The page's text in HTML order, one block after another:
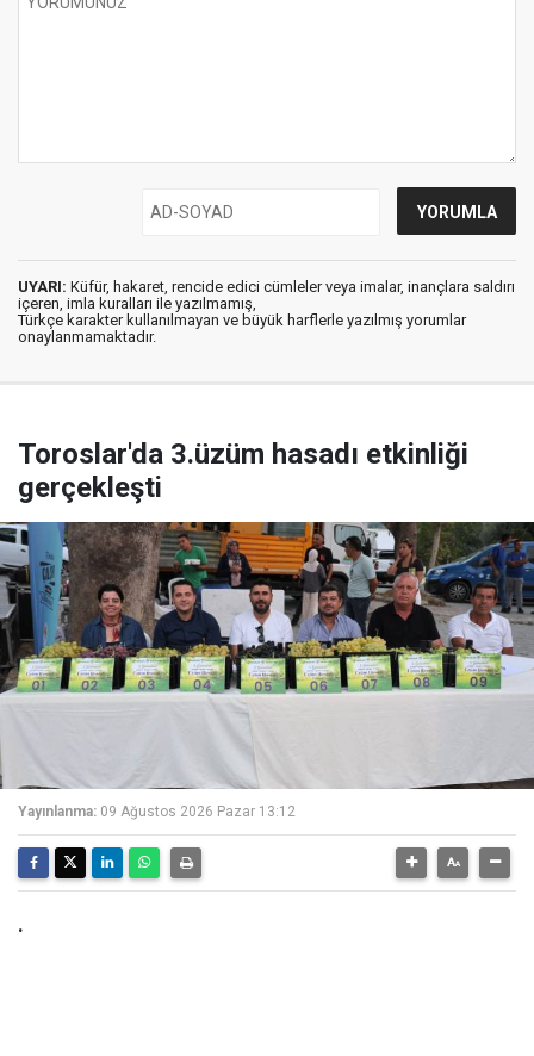
UYARI: Küfür, hakaret, rencide edici cümleler veya imalar, inançlara saldırı
içeren, imla kuralları ile yazılmamış,
Türkçe karakter kullanılmayan ve büyük harflerle yazılmış yorumlar
onaylanmamaktadır.
Toroslar'da 3.üzüm hasadı etkinliği
gerçekleşti
Yayınlanma: 09 Ağustos 2026 Pazar 13:12
.